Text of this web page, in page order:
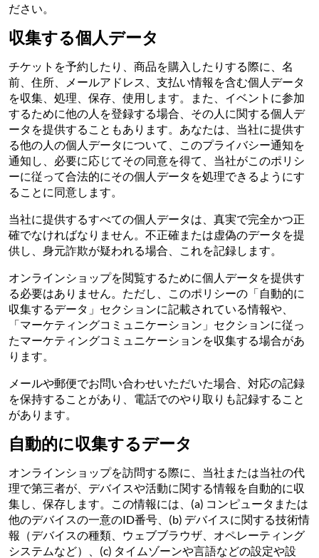
ださい。
収集する個人データ
チケットを予約したり、商品を購入したりする際に、名
前、住所、メールアドレス、支払い情報を含む個人データ
を収集、処理、保存、使用します。また、イベントに参加
するために他の人を登録する場合、その人に関する個人デ
ータを提供することもあります。あなたは、当社に提供す
る他の人の個人データについて、このプライバシー通知を
通知し、必要に応じてその同意を得て、当社がこのポリシ
ーに従って合法的にその個人データを処理できるようにす
ることに同意します。
当社に提供するすべての個人データは、真実で完全かつ正
確でなければなりません。不正確または虚偽のデータを提
供し、身元詐欺が疑われる場合、これを記録します。
オンラインショップを閲覧するために個人データを提供す
る必要はありません。ただし、このポリシーの「自動的に
収集するデータ」セクションに記載されている情報や、
「マーケティングコミュニケーション」セクションに従っ
たマーケティングコミュニケーションを収集する場合があ
ります。
メールや郵便でお問い合わせいただいた場合、対応の記録
を保持することがあり、電話でのやり取りも記録すること
があります。
自動的に収集するデータ
オンラインショップを訪問する際に、当社または当社の代
理で第三者が、デバイスや活動に関する情報を自動的に収
集し、保存します。この情報には、(a) コンピュータまたは
他のデバイスの一意のID番号、(b) デバイスに関する技術情
報（デバイスの種類、ウェブブラウザ、オペレーティング
システムなど）、(c) タイムゾーンや言語などの設定や設